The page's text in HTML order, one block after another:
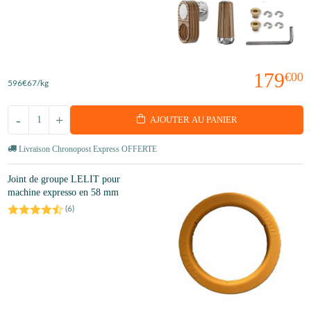
179€00
596€67/kg
+
- AJOUTER AU PANIER
Livraison Chronopost Express OFFERTE
Joint de groupe LELIT pour
machine expresso en 58 mm
(6)